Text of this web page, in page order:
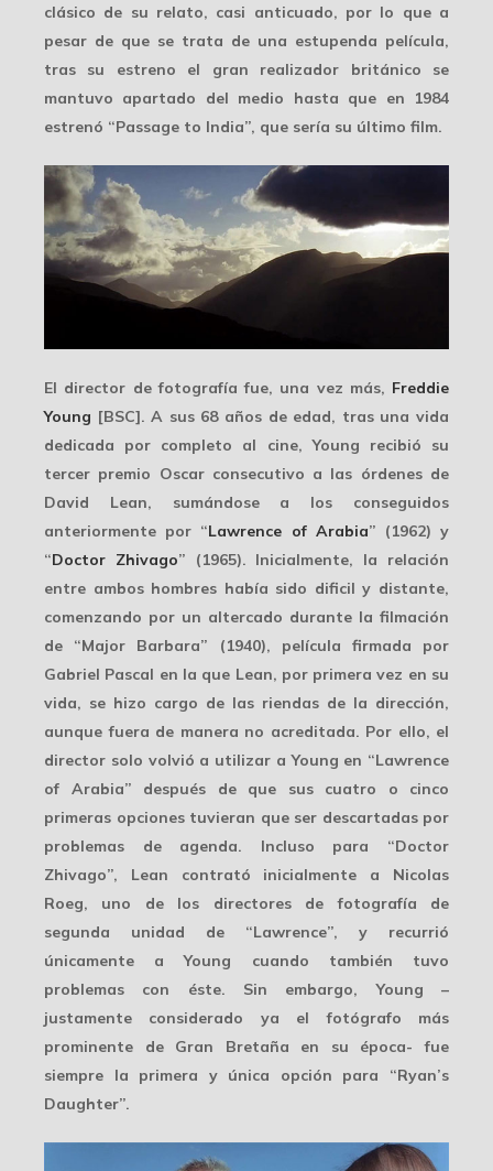
clásico de su relato, casi anticuado, por lo que a
pesar de que se trata de una estupenda película,
tras su estreno el gran realizador británico se
mantuvo apartado del medio hasta que en 1984
estrenó “Passage to India”, que sería su último film.
El director de fotografía fue, una vez más, Freddie
Young [BSC]. A sus 68 años de edad, tras una vida
dedicada por completo al cine, Young recibió su
tercer premio Oscarconsecutivo a las órdenes de
David Lean, sumándose a los conseguidos
anteriormente por “Lawrence of Arabia” (1962) y
“Doctor Zhivago” (1965). Inicialmente, la relación
entre ambos hombres había sido dificil y distante,
comenzando por un altercado durante la filmación
de “Major Barbara” (1940), película firmada por
Gabriel Pascal en la que Lean, por primera vez en su
vida, se hizo cargo de las riendas de la dirección,
aunque fuera de manera no acreditada. Por ello, el
director solo volvió a utilizar a Young en “Lawrence
of Arabia” después de que sus cuatro o cinco
primeras opciones tuvieran que ser descartadas por
problemas de agenda. Incluso para “Doctor
Zhivago”, Lean contrató inicialmente a Nicolas
Roeg, uno de los directores de fotografía de
segunda unidad de “Lawrence”, y recurrió
únicamente a Young cuando también tuvo
problemas con éste. Sin embargo, Young –
justamente considerado ya el fotógrafo más
prominente de Gran Bretaña en su época- fue
siempre la primera y única opción para “Ryan’s
Daughter”.